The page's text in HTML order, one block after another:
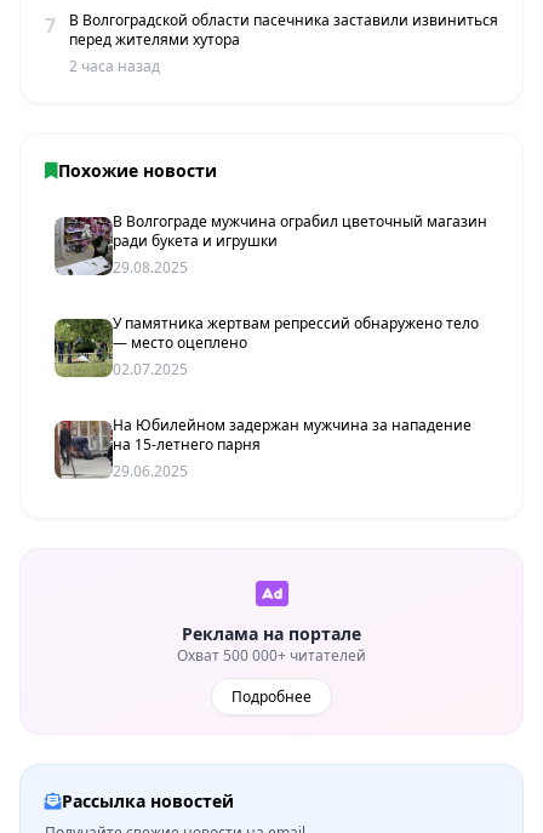
7
В Волгоградской области пасечника заставили извиниться
перед жителями хутора
2 часа назад
Похожие новости
В Волгограде мужчина ограбил цветочный магазин
ради букета и игрушки
29.08.2025
У памятника жертвам репрессий обнаружено тело
— место оцеплено
02.07.2025
На Юбилейном задержан мужчина за нападение
на 15-летнего парня
29.06.2025
Реклама на портале
Охват 500 000+ читателей
Подробнее
Рассылка новостей